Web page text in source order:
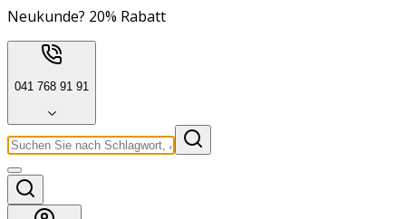
Neukunde? 20% Rabatt
041 768 91 91